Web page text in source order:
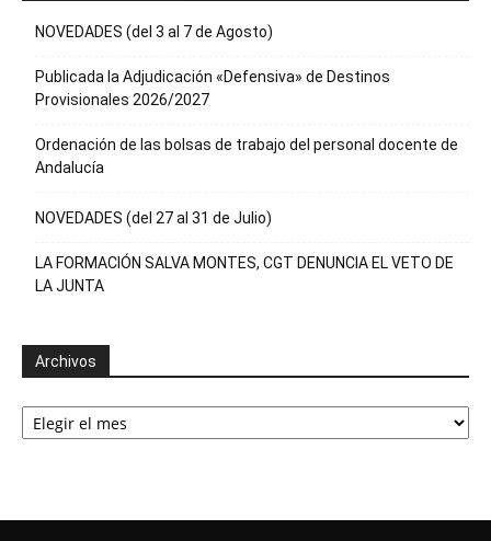
NOVEDADES (del 3 al 7 de Agosto)
Publicada la Adjudicación «Defensiva» de Destinos
Provisionales 2026/2027
Ordenación de las bolsas de trabajo del personal docente de
Andalucía
NOVEDADES (del 27 al 31 de Julio)
LA FORMACIÓN SALVA MONTES, CGT DENUNCIA EL VETO DE
LA JUNTA
Archivos
Archivos